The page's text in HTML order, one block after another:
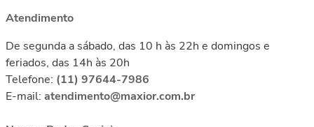
Atendimento
De segunda a sábado, das 10 h às 22h e domingos e
feriados, das 14h às 20h
Telefone: (11) 97644-7986
E-mail: atendimento@maxior.com.br